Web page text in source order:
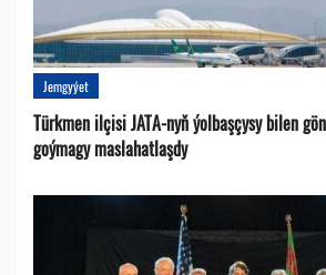
Jemgyýet
Türkmen ilçisi JATA-nyň ýolbaşçysy bilen
goýmagy maslahatlaşdy